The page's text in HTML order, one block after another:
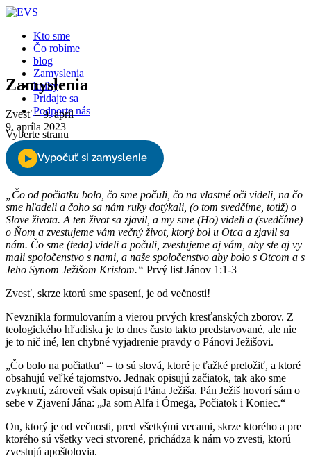
Kto sme
Čo robíme
blog
Zamyslenia
knihy
Pridajte sa
Podporte nás
Vyberte stranu
Zamyslenia
Zvesť – 9. apríl
9. apríla 2023
„Čo od počiatku bolo, čo sme počuli, čo na vlastné oči videli, na čo
sme hľadeli a čoho sa nám ruky dotýkali, (o tom svedčíme, totiž) o
Slove života. A ten život sa zjavil, a my sme (Ho) videli a (svedčíme)
o Ňom a zvestujeme vám večný život, ktorý bol u Otca a zjavil sa
nám. Čo sme (teda) videli a počuli, zvestujeme aj vám, aby ste aj vy
mali spoločenstvo s nami, a naše spoločenstvo aby bolo s Otcom a s
Jeho Synom Ježišom Kristom.“ Prvý list Jánov 1:1-3
Zvesť, skrze ktorú sme spasení, je od večnosti!
Nevznikla formulovaním a vierou prvých kresťanských zborov. Z
teologického hľadiska je to dnes často takto predstavované, ale nie
je to nič iné, len chybné vyjadrenie pravdy o Pánovi Ježišovi.
„Čo bolo na počiatku“ – to sú slová, ktoré je ťažké preložiť, a ktoré
obsahujú veľké tajomstvo. Jednak opisujú začiatok, tak ako sme
zvyknutí, zároveň však opisujú Pána Ježiša. Pán Ježiš hovorí sám o
sebe v Zjavení Jána: „Ja som Alfa i Ómega, Počiatok i Koniec.“
On, ktorý je od večnosti, pred všetkými vecami, skrze ktorého a pre
ktorého sú všetky veci stvorené, prichádza k nám vo zvesti, ktorú
zvestujú apoštolovia.